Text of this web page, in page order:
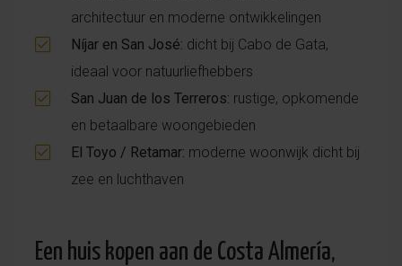
architectuur en moderne ontwikkelingen
Níjar en San José: dicht bij Cabo de Gata,
ideaal voor natuurliefhebbers
San Juan de los Terreros: rustige, opkomende
en betaalbare woongebieden
El Toyo / Retamar: moderne woonwijk dicht bij
zee en luchthaven
Een huis kopen aan de Costa Almería,